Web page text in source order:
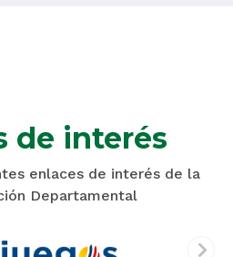
de interés
enlaces de interés de la
Departamental